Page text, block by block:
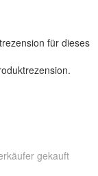
für dieses
.
gekauft